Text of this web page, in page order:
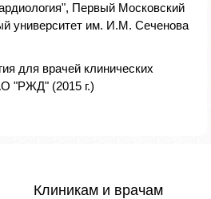
Первый Московский
университет им. И.М. Сеченова
для врачей клинических
"РЖД" (2015 г.)
Клиникам и врачам